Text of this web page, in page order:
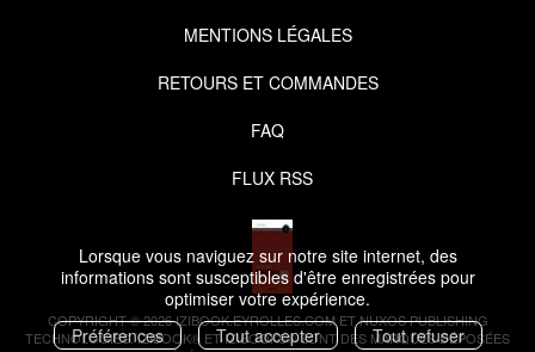
Lorsque vous naviguez sur notre site internet, des
informations sont susceptibles d'être enregistrées pour
optimiser votre expérience.
Préférences
Tout accepter Tout refuser
MENTIONS LÉGALES
RETOURS ET COMMANDES
FAQ
FLUX RSS
COPYRIGHT © 2026 IZIBOOK.EYROLLES.COM ET NUXOS PUBLISHING
TECHNOLOGIES.IZIBOOK® ETIZIBOOKS®SONT DES MARQUES DÉPOSÉES